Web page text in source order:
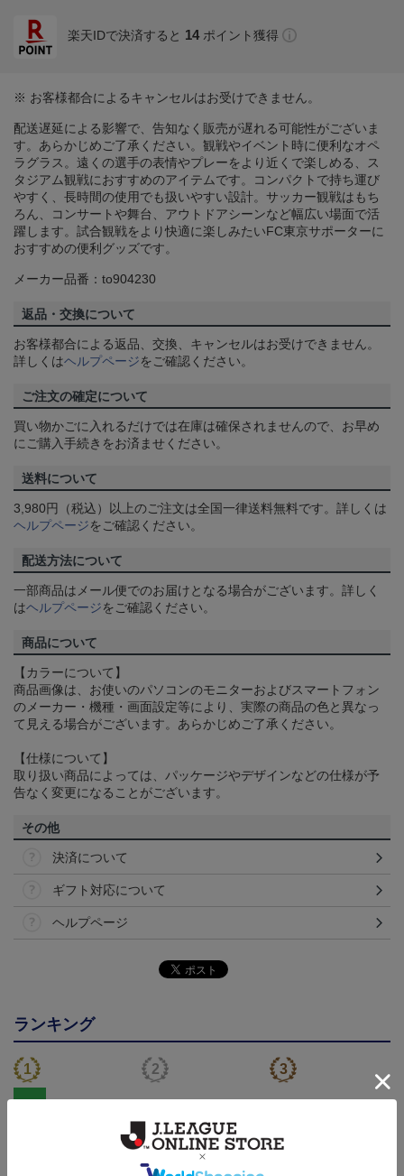
楽天IDで決済すると 14 ポイント獲得
※ お客様都合によるキャンセルはお受けできません。
配送遅延による影響で、告知なく販売が遅れる可能性がございま
す。あらかじめご了承ください。観戦やイベント時に便利なオペ
ラグラス。遠くの選手の表情やプレーをより近くで楽しめる、ス
タジアム観戦におすすめのアイテムです。コンパクトで持ち運び
やすく、長時間の使用でも扱いやすい設計。サッカー観戦はもち
ろん、コンサートや舞台、アウトドアシーンなど幅広い場面で活
躍します。試合観戦をより快適に楽しみたいFC東京サポーターに
おすすめの便利グッズです。
メーカー品番：to904230
返品・交換について
お客様都合による返品、交換、キャンセルはお受けできません。
詳しくはヘルプページをご確認ください。
ご注文の確定について
買い物かごに入れるだけでは在庫は確保されませんので、お早め
にご購入手続きをお済ませください。
送料について
3,980円（税込）以上のご注文は全国一律送料無料です。詳しくは
ヘルプページをご確認ください。
配送方法について
一部商品はメール便でのお届けとなる場合がございます。詳しく
はヘルプページをご確認ください。
商品について
【カラーについて】
商品画像は、お使いのパソコンのモニターおよびスマートフォン
のメーカー・機種・画面設定等により、実際の商品の色と異なっ
て見える場合がございます。あらかじめご了承ください。
【仕様について】
取り扱い商品によっては、パッケージやデザインなどの仕様が予
告なく変更になることがございます。
その他
決済について
ギフト対応について
ヘルプページ
ランキング
NEW